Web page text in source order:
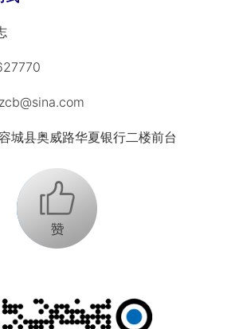
县奥威路华夏银行二楼前台
+1